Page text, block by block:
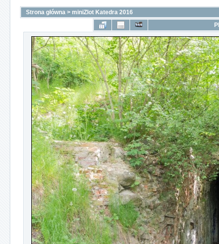
Strona główna > miniZlot Katedra 2016